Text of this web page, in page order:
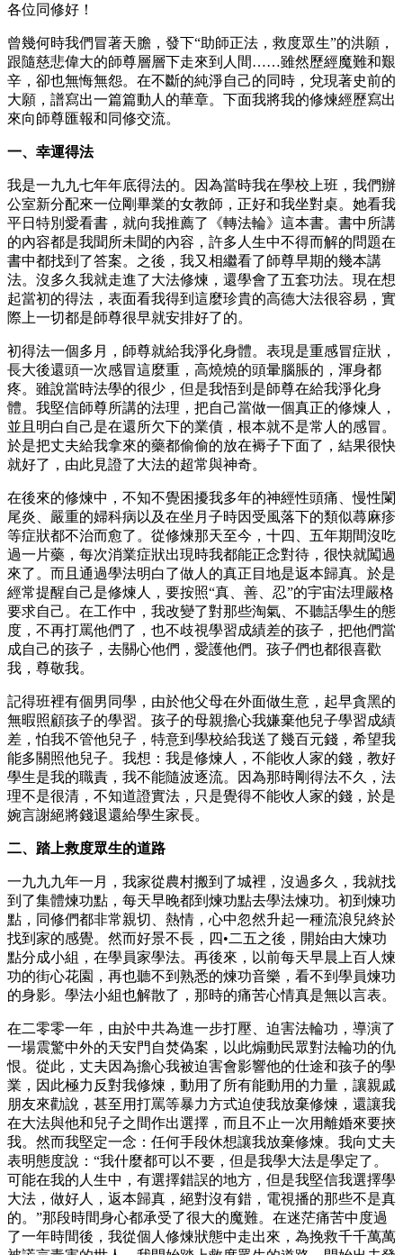
各位同修好！
曾幾何時我們冒著天膽，發下“助師正法，救度眾生”的洪願，
跟隨慈悲偉大的師尊層層下走來到人間……雖然歷經魔難和艱
辛，卻也無悔無怨。在不斷的純淨自己的同時，兌現著史前的
大願，譜寫出一篇篇動人的華章。下面我將我的修煉經歷寫出
來向師尊匯報和同修交流。
一、幸運得法
我是一九九七年年底得法的。因為當時我在學校上班，我們辦
公室新分配來一位剛畢業的女教師，正好和我坐對桌。她看我
平日特別愛看書，就向我推薦了《轉法輪》這本書。書中所講
的內容都是我聞所未聞的內容，許多人生中不得而解的問題在
書中都找到了答案。之後，我又相繼看了師尊早期的幾本講
法。沒多久我就走進了大法修煉，還學會了五套功法。現在想
起當初的得法，表面看我得到這麼珍貴的高德大法很容易，實
際上一切都是師尊很早就安排好了的。
初得法一個多月，師尊就給我淨化身體。表現是重感冒症狀，
長大後還頭一次感冒這麼重，高燒燒的頭暈腦脹的，渾身都
疼。雖說當時法學的很少，但是我悟到是師尊在給我淨化身
體。我堅信師尊所講的法理，把自己當做一個真正的修煉人，
並且明白自己是在還所欠下的業債，根本就不是常人的感冒。
於是把丈夫給我拿來的藥都偷偷的放在褥子下面了，結果很快
就好了，由此見證了大法的超常與神奇。
在後來的修煉中，不知不覺困擾我多年的神經性頭痛、慢性闌
尾炎、嚴重的婦科病以及在坐月子時因受風落下的類似蕁麻疹
等症狀都不治而愈了。從修煉那天至今，十四、五年期間沒吃
過一片藥，每次消業症狀出現時我都能正念對待，很快就闖過
來了。而且通過學法明白了做人的真正目地是返本歸真。於是
經常提醒自己是修煉人，要按照“真、善、忍”的宇宙法理嚴格
要求自己。在工作中，我改變了對那些淘氣、不聽話學生的態
度，不再打罵他們了，也不歧視學習成績差的孩子，把他們當
成自己的孩子，去關心他們，愛護他們。孩子們也都很喜歡
我，尊敬我。
記得班裡有個男同學，由於他父母在外面做生意，起早貪黑的
無暇照顧孩子的學習。孩子的母親擔心我嫌棄他兒子學習成績
差，怕我不管他兒子，特意到學校給我送了幾百元錢，希望我
能多關照他兒子。我想：我是修煉人，不能收人家的錢，教好
學生是我的職責，我不能隨波逐流。因為那時剛得法不久，法
理不是很清，不知道證實法，只是覺得不能收人家的錢，於是
婉言謝絕將錢退還給學生家長。
二、踏上救度眾生的道路
一九九九年一月，我家從農村搬到了城裡，沒過多久，我就找
到了集體煉功點，每天早晚都到煉功點去學法煉功。初到煉功
點，同修們都非常親切、熱情，心中忽然升起一種流浪兒終於
找到家的感覺。然而好景不長，四•二五之後，開始由大煉功
點分成小組，在學員家學法。再後來，以前每天早晨上百人煉
功的街心花園，再也聽不到熟悉的煉功音樂，看不到學員煉功
的身影。學法小組也解散了，那時的痛苦心情真是無以言表。
在二零零一年，由於中共為進一步打壓、迫害法輪功，導演了
一場震驚中外的天安門自焚偽案，以此煽動民眾對法輪功的仇
恨。從此，丈夫因為擔心我被迫害會影響他的仕途和孩子的學
業，因此極力反對我修煉，動用了所有能動用的力量，讓親戚
朋友來勸說，甚至用打罵等暴力方式迫使我放棄修煉，還讓我
在大法與他和兒子之間作出選擇，而且不止一次用離婚來要挾
我。然而我堅定一念：任何手段休想讓我放棄修煉。我向丈夫
表明態度說：“我什麼都可以不要，但是我學大法是學定了。
可能在我的人生中，有選擇錯誤的地方，但是我堅信我選擇學
大法，做好人，返本歸真，絕對沒有錯，電視播的那些不是真
的。”那段時間身心都承受了很大的魔難。在迷茫痛苦中度過
了一年時間後，我從個人修煉狀態中走出來，為挽救千千萬萬